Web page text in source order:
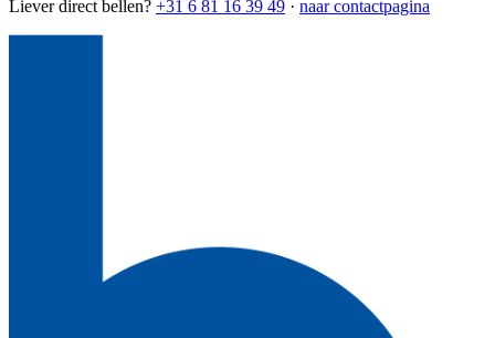
Liever direct bellen? +31 6 81 16 39 49 · naar contactpagina